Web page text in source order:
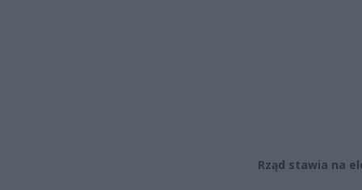
Rząd stawia na